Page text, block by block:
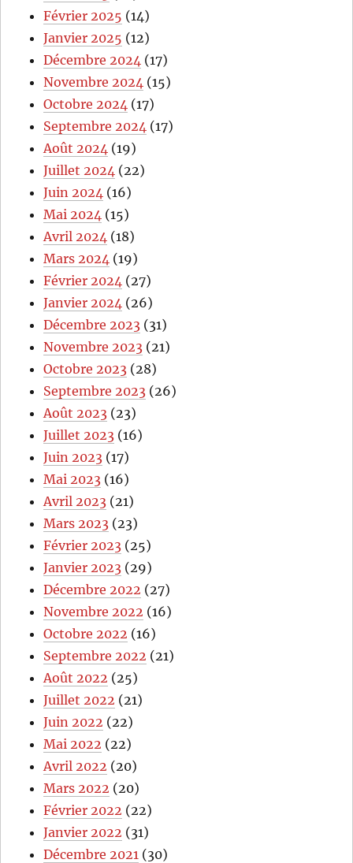
Février 2025 (14)
Janvier 2025 (12)
Décembre 2024 (17)
Novembre 2024 (15)
Octobre 2024 (17)
Septembre 2024 (17)
Août 2024 (19)
Juillet 2024 (22)
Juin 2024 (16)
Mai 2024 (15)
Avril 2024 (18)
Mars 2024 (19)
Février 2024 (27)
Janvier 2024 (26)
Décembre 2023 (31)
Novembre 2023 (21)
Octobre 2023 (28)
Septembre 2023 (26)
Août 2023 (23)
Juillet 2023 (16)
Juin 2023 (17)
Mai 2023 (16)
Avril 2023 (21)
Mars 2023 (23)
Février 2023 (25)
Janvier 2023 (29)
Décembre 2022 (27)
Novembre 2022 (16)
Octobre 2022 (16)
Septembre 2022 (21)
Août 2022 (25)
Juillet 2022 (21)
Juin 2022 (22)
Mai 2022 (22)
Avril 2022 (20)
Mars 2022 (20)
Février 2022 (22)
Janvier 2022 (31)
Décembre 2021 (30)